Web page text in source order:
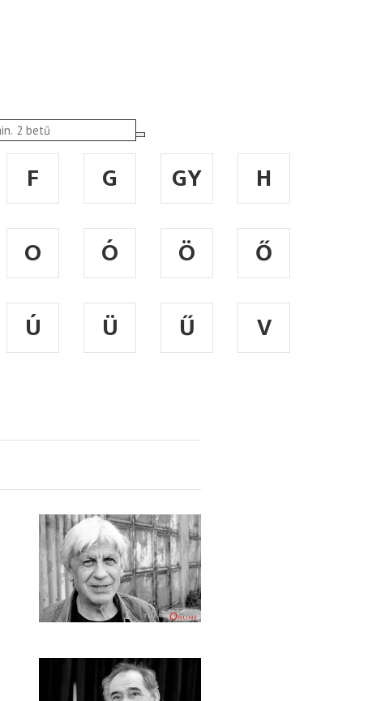
F G GY
H
O Ó Ö
Ő
Ú Ü Ű
V